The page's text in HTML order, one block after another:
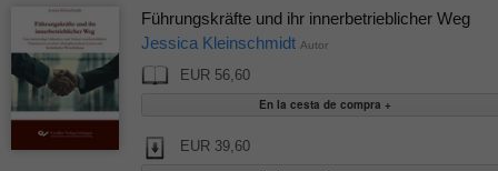
Führungskräfte und ihr innerbetrieblicher Weg
Jessica Kleinschmidt Autor
EUR 56,60
EUR 39,60